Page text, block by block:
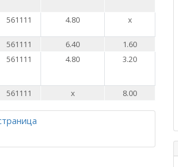
561111 4.80 х
561111 6.40
1.60
561111 4.80 3.20
561111 х 8.00